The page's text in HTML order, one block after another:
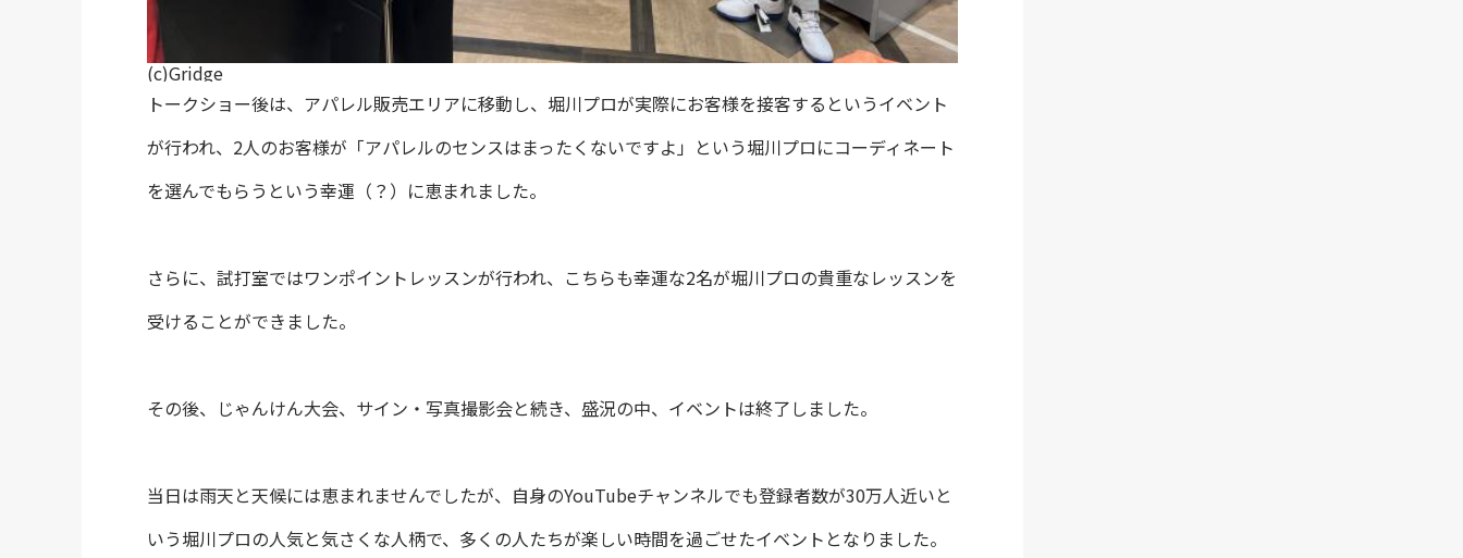
(c)Gridge
トークショー後は、アパレル販売エリアに移動し、堀川プロが実際にお客様を接客するというイベント
が行われ、2人のお客様が「アパレルのセンスはまったくないですよ」という堀川プロにコーディネート
を選んでもらうという幸運（？）に恵まれました。
さらに、試打室ではワンポイントレッスンが行われ、こちらも幸運な2名が堀川プロの貴重なレッスンを
受けることができました。
その後、じゃんけん大会、サイン・写真撮影会と続き、盛況の中、イベントは終了しました。
当日は雨天と天候には恵まれませんでしたが、自身のYouTubeチャンネルでも登録者数が30万人近いと
いう堀川プロの人気と気さくな人柄で、多くの人たちが楽しい時間を過ごせたイベントとなりました。